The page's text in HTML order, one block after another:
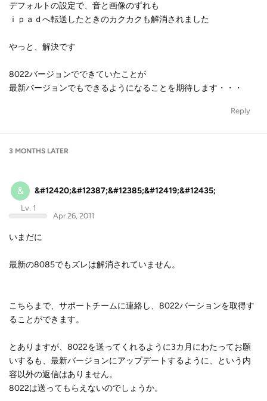
デフォルトの設定で、音と画像のずれも
ｉｐａｄへ転送したときのカクカクも解消されました
やっと、解決です
8022バージョンでできていたことが
最新バージョンでもできるようになることを期待します・・・
Reply
3 MONTHS LATER
& &#12420;&#12387;&#12385;&#12419;&#12435;
Lv. 1
Apr 26, 2011
いまだに
最新の8085でもズレは解消されていません。
こちらまで、サポートチームに連絡し、8022バーションを取得す
ることができます。
とありますが、8022を送ってくれるように3カ月にわたってお願
いするも、最新バージョンにアップデートするように、という内
容以外の返信はありません。
8022は送ってもらえないのでしょうか。